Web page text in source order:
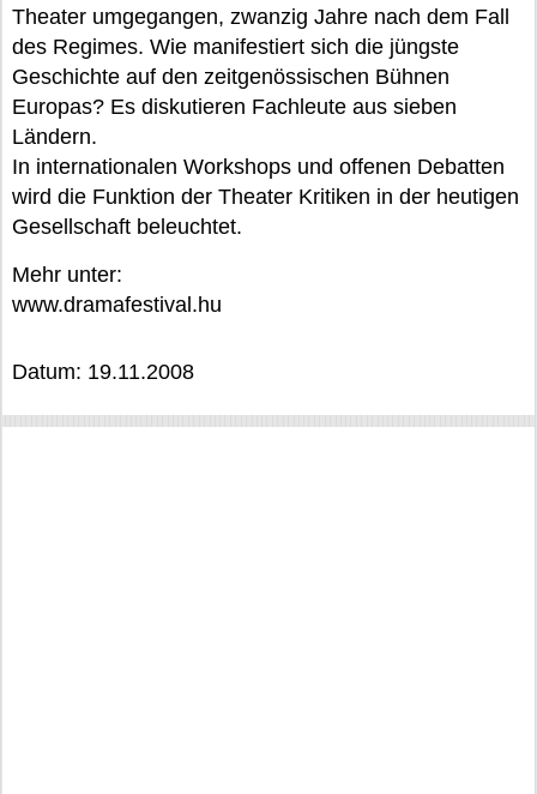
Theater umgegangen, zwanzig Jahre nach dem Fall
des Regimes. Wie manifestiert sich die jüngste
Geschichte auf den zeitgenössischen Bühnen
Europas? Es diskutieren Fachleute aus sieben
Ländern.
In internationalen Workshops und offenen Debatten
wird die Funktion der Theater Kritiken in der heutigen
Gesellschaft beleuchtet.
Mehr unter:
www.dramafestival.hu
Datum: 19.11.2008